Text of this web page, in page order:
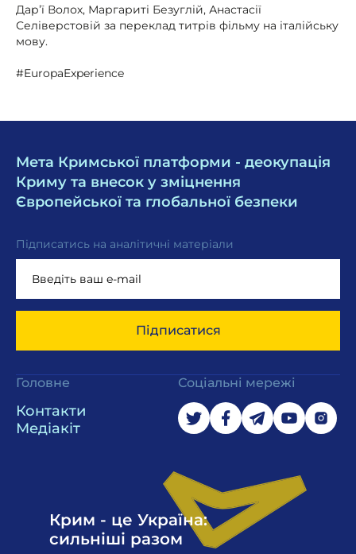
Дарʼї Волох, Маргариті Безуглій, Анастасії
Селіверстовій за переклад титрів фільму на італійську
мову.
#EuropaExperience
Мета Кримської платформи - деокупація
Криму та внесок у зміцнення
Європейської та глобальної безпеки
Підписатись на аналітичні матеріали
Підписатися
Головне
Контакти
Медіакіт
Соціальні мережі
Крим - це Україна:
сильніші разом